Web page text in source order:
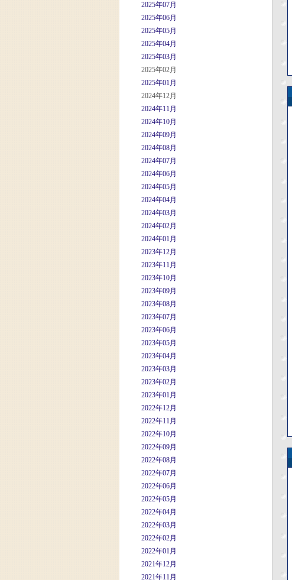
2025年07月
2025年06月
2025年05月
2025年04月
2025年03月
2025年02月
2025年01月
2024年12月
2024年11月
2024年10月
2024年09月
2024年08月
2024年07月
2024年06月
2024年05月
2024年04月
2024年03月
2024年02月
2024年01月
2023年12月
2023年11月
2023年10月
2023年09月
2023年08月
2023年07月
2023年06月
2023年05月
2023年04月
2023年03月
2023年02月
2023年01月
2022年12月
2022年11月
2022年10月
2022年09月
2022年08月
2022年07月
2022年06月
2022年05月
2022年04月
2022年03月
2022年02月
2022年01月
2021年12月
2021年11月